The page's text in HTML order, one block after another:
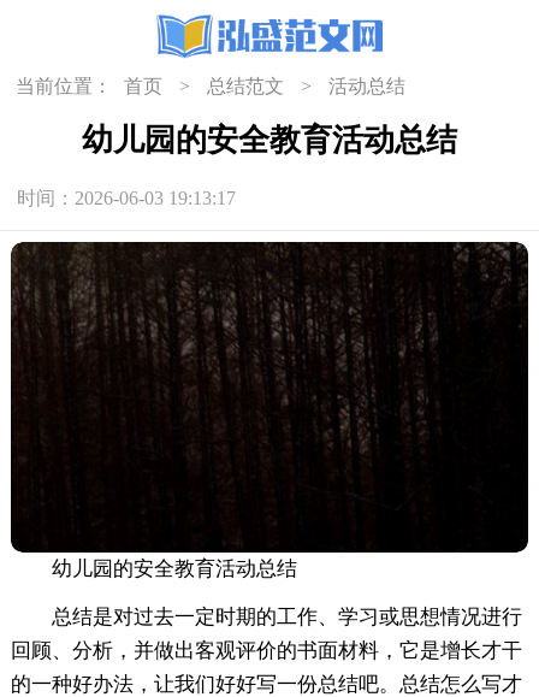
当前位置： 首页 > 总结范文 > 活动总结
幼儿园的安全教育活动总结
时间：2026-06-03 19:13:17
幼儿园的安全教育活动总结
总结是对过去一定时期的工作、学习或思想情况进行
回顾、分析，并做出客观评价的书面材料，它是增长才干
的一种好办法，让我们好好写一份总结吧。总结怎么写才